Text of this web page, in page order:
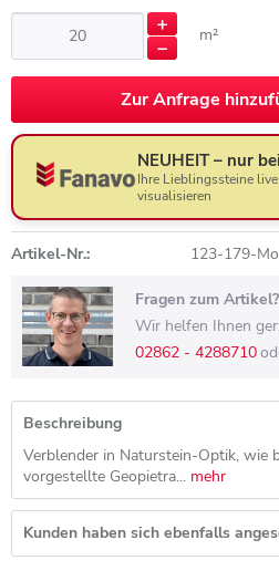
m²
ZurAnfrage
NEUHEIT – nur
Ihre Lieblingssteine
visualisieren
Artikel-Nr.: 123-179-
Fragen zum Artikel?
Wir helfen Ihnen
02862 - 4288710
Beschreibung
Verblender in Naturstein-Optik, wie
vorgestellte Geopietra... mehr
Kunden haben sich ebenfalls